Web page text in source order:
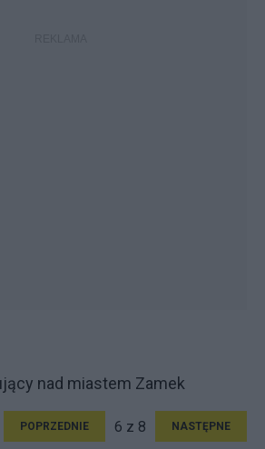
nad miastem Zamek
POPRZEDNIE 6 z 8 NASTĘPNE